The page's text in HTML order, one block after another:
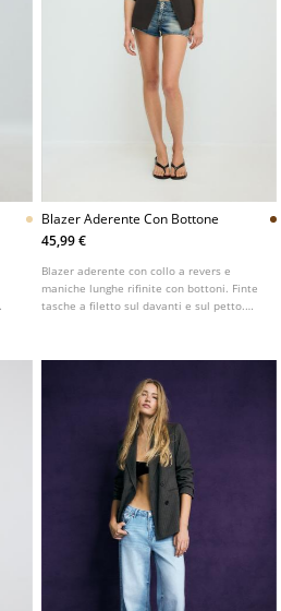
Blazer Aderente Con Bottone
45,99 €
Blazer aderente con collo a revers e
maniche lunghe rifinite con bottoni. Finte
tasche a filetto sul davanti e sul petto.